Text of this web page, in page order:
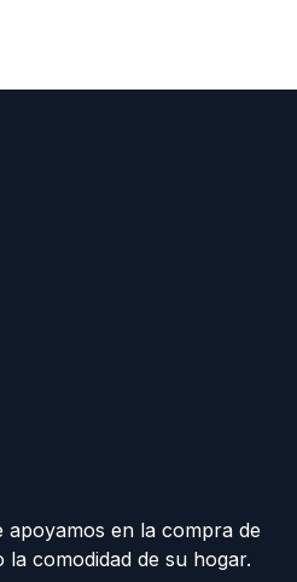
apoyamos en la compra de
la comodidad de su hogar.